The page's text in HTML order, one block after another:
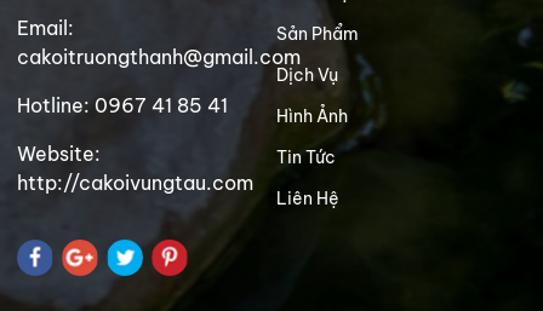
Email:
cakoitruongthanh@gmail.com
Hotline: 0967 41 85 41
Website:
http://cakoivungtau.com
Sản Phẩm
Dịch Vụ
Hình Ảnh
Tin Tức
Liên Hệ